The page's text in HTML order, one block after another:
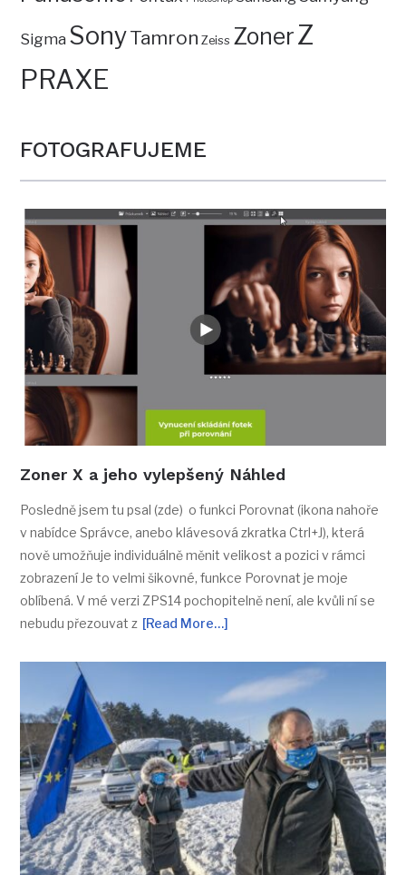
Sigma SonyTamron Zeiss ZonerZ
PRAXE
FOTOGRAFUJEME
Zoner X a jeho vylepšený Náhled
Posledně jsem tu psal (zde) o funkci Porovnat (ikona nahoře
v nabídce Správce, anebo klávesová zkratka Ctrl+J), která
nově umožňuje individuálně měnit velikost a pozici v rámci
zobrazení Je to velmi šikovné, funkce Porovnat je moje
oblíbená. V mé verzi ZPS14 pochopitelně není, ale kvůli ní se
nebudu přezouvat z [Read More…]